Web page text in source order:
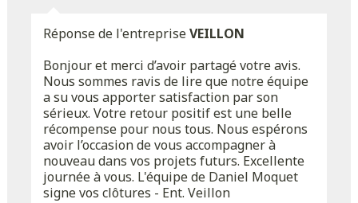
Réponse de l'entrepriseVEILLON
Bonjour et merci d’avoir partagé votre avis.
Nous sommes ravis de lire que notre équipe
a su vous apporter satisfaction par son
sérieux. Votre retour positif est une belle
récompense pour nous tous. Nous espérons
avoir l’occasion de vous accompagner à
nouveau dans vos projets futurs. Excellente
journée à vous. L'équipe de Daniel Moquet
signe vos clôtures - Ent. Veillon